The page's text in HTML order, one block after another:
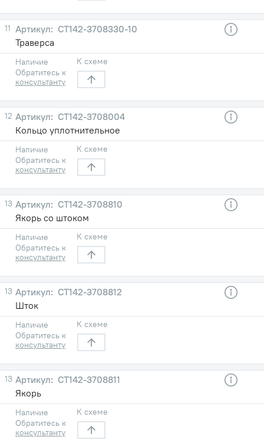
11
СТ142-3708330-10
Траверса
Наличие
Обратитесь к
консультанту
К схеме
12
СТ142-3708004
Кольцо уплотнительное
Наличие
Обратитесь к
консультанту
К схеме
13
СТ142-3708810
Якорь со штоком
Наличие
Обратитесь к
консультанту
К схеме
13
СТ142-3708812
Шток
Наличие
Обратитесь к
консультанту
К схеме
13
СТ142-3708811
Якорь
Наличие
Обратитесь к
консультанту
К схеме